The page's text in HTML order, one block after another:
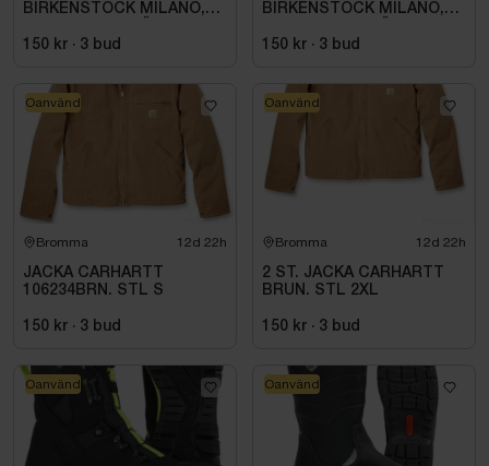
BIRKENSTOCK MILANO,
SVART. STL 42
150 kr · 3 bud
BIRKENSTOCK MILANO,
SVART. STL 42
150 kr · 3 bud
Bromma 12d 22h
JACKA CARHARTT
106234BRN. STL S
150 kr · 3 bud
Oanvänd
Bromma 12d 22h
2 ST. JACKA CARHARTT
BRUN. STL 2XL
150 kr · 3 bud
Oanvänd
Oanvänd Oanvänd